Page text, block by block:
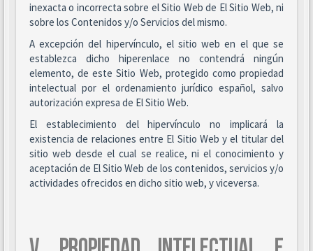
inexacta o incorrecta sobre el Sitio Web de El Sitio Web, ni
sobre los Contenidos y/o Servicios del mismo.
A excepción del hipervínculo, el sitio web en el que se
establezca dicho hiperenlace no contendrá ningún
elemento, de este Sitio Web, protegido como propiedad
intelectual por el ordenamiento jurídico español, salvo
autorización expresa de El Sitio Web.
El establecimiento del hipervínculo no implicará la
existencia de relaciones entre El Sitio Web y el titular del
sitio web desde el cual se realice, ni el conocimiento y
aceptación de El Sitio Web de los contenidos, servicios y/o
actividades ofrecidos en dicho sitio web, y viceversa.